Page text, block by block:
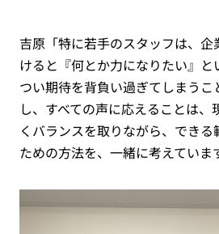
吉原「特に若手のスタッフは、
けると『何とか力になりたい』と
つい期待を背負い過ぎてしまうこ
し、すべての声に応えることは、
くバランスを取りながら、でき
ための方法を、一緒に考えていま